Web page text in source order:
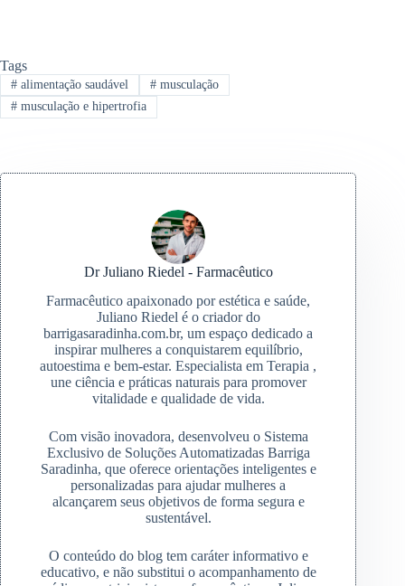
Tags
#alimentação saudável #musculação
#musculação e hipertrofia
Dr Juliano Riedel - Farmacêutico
Farmacêutico apaixonado por estética e saúde,
Juliano Riedel é o criador do
barrigasaradinha.com.br, um espaço dedicado a
inspirar mulheres a conquistarem equilíbrio,
autoestima e bem-estar. Especialista em Terapia ,
une ciência e práticas naturais para promover
vitalidade e qualidade de vida.
Com visão inovadora, desenvolveu o Sistema
Exclusivo de Soluções Automatizadas Barriga
Saradinha, que oferece orientações inteligentes e
personalizadas para ajudar mulheres a
alcançarem seus objetivos de forma segura e
sustentável.
O conteúdo do blog tem caráter informativo e
educativo, e não substitui o acompanhamento de